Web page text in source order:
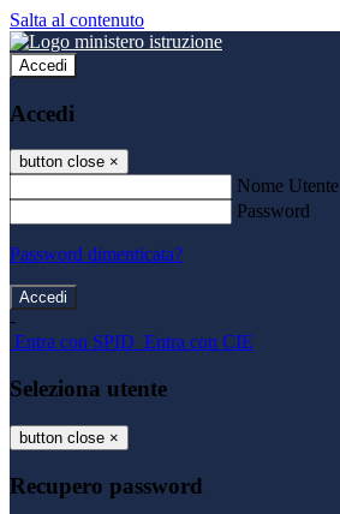
Salta al contenuto
Accedi
Accedi
button close ×
Nome Utente
Password
Password dimenticata?
-
Entra con SPID Entra con CIE
Seleziona utente
button close ×
Recupero password